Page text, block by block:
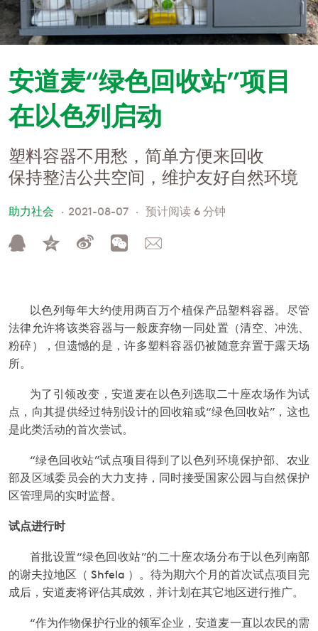
安道麦“绿色回收站”项目
在以色列启动
塑料容器不用愁，简单方便来回收
保持整洁公共空间，维护友好自然环境
助力社会 2021-08-07 预计阅读 6 分钟
以色列每年大约使用两百万个植保产品塑料容器。尽管
法律允许将该类容器与一般废弃物一同处置（清空、冲洗、
粉碎），但遗憾的是，许多塑料容器仍被随意弃置于露天场
所。
为了引领改变，安道麦在以色列选取二十座农场作为试
点，向其提供经过特别设计的回收箱或“绿色回收站”，这也
是此类活动的首次尝试。
“绿色回收站”试点项目得到了以色列环境保护部、农业
部及区域委员会的大力支持，同时接受国家公园与自然保护
区管理局的实时监督。
试点进行时
首批设置“绿色回收站”的二十座农场分布于以色列南部
的谢夫拉地区（ Shfela ）。待为期六个月的首次试点项目完
成后，安道麦将评估其成效，并计划在其它地区进行推广。
“作为作物保护行业的领军企业，安道麦一直以农民的需